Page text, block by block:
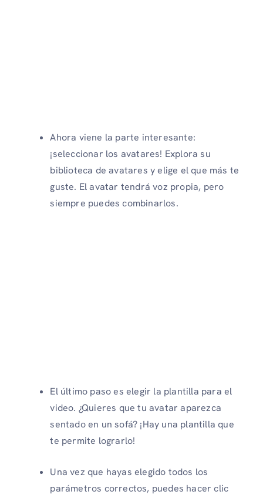
Ahora viene la parte interesante:
¡seleccionar los avatares! Explora su
biblioteca de avatares y elige el que más te
guste. El avatar tendrá voz propia, pero
siempre puedes combinarlos.
El último paso es elegir la plantilla para el
video. ¿Quieres que tu avatar aparezca
sentado en un sofá? ¡Hay una plantilla que
te permite lograrlo!
Una vez que hayas elegido todos los
parámetros correctos, puedes hacer clic